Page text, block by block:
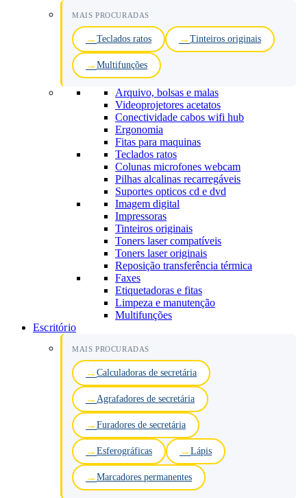
MAIS PROCURADAS
Teclados ratos Tinteiros originais
Multifunções
Arquivo, bolsas e malas
Videoprojetores acetatos
Conectividade cabos wifi hub
Ergonomia
Fitas para maquinas
Teclados ratos
Colunas microfones webcam
Pilhas alcalinas recarregáveis
Suportes opticos cd e dvd
Imagem digital
Impressoras
Tinteiros originais
Toners laser compatíveis
Toners laser originais
Reposição transferência térmica
Faxes
Etiquetadoras e fitas
Limpeza e manutenção
Multifunções
Escritório
MAIS PROCURADAS
Calculadoras de secretária
Agrafadores de secretária
Furadores de secretária
Esferográficas Lápis
Marcadores permanentes